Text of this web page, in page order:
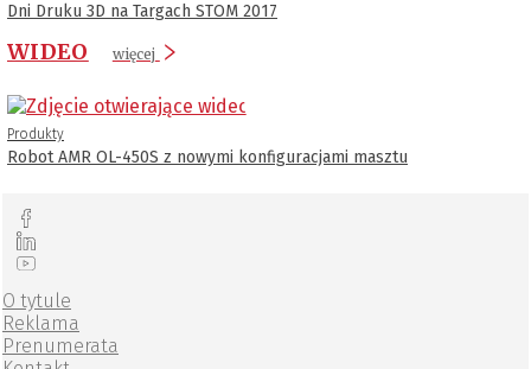
Dni Druku 3D na Targach STOM 2017
WIDEO więcej
Produkty
Robot AMR OL-450S z nowymi konfiguracjami masztu
O tytule
Reklama
Prenumerata